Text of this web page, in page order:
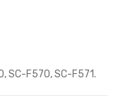
SC-F570, SC-F571.